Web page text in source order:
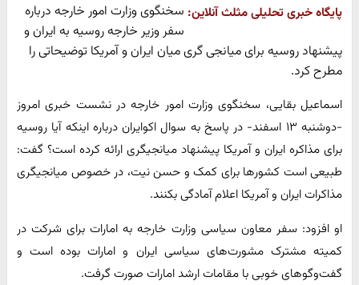
پایگاه خبری تحلیلی مثلث آنلاین: سخنگوی وزارت امور خارجه درباره
سفر وزیر خارجه روسیه به ایران و
پیشنهاد روسیه برای میانجی گری میان ایران و آمریکا توضیحاتی را
مطرح کرد.
اسماعیل بقایی، سخنگوی وزارت امور خارجه در نشست خبری امروز
-دوشنبه ۱۳ اسفند- در پاسخ به سوال اکوایران درباره اینکه آیا روسیه
برای مذاکره ایران و آمریکا پیشنهاد میانجیگری ارائه کرده است؟ گفت:
طبیعی است کشورها برای کمک و حسن نیت، در خصوص میانجیگری
مذاکرات ایران و آمریکا اعلام آمادگی بکنند.
او افزود: سفر معاون سیاسی وزارت خارجه به امارات برای شرکت در
کمیته مشترک مشورت‌های سیاسی ایران و امارات بوده است و
گفت‌وگوهای خوبی با مقامات ارشد امارات صورت گرفت.